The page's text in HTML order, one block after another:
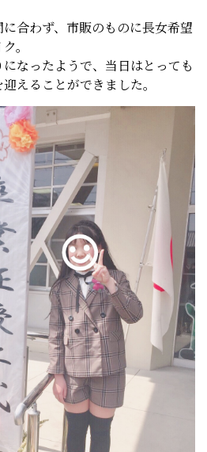
合わず、市販のものに長女希望
。
なったようで、当日はとっても
えることができました。